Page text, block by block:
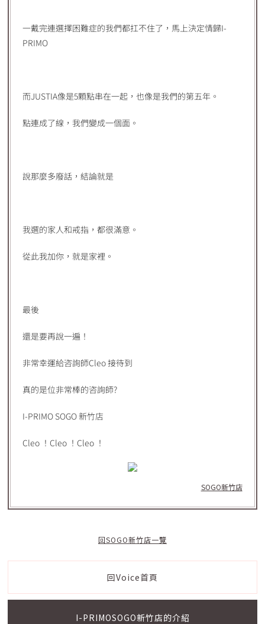
一戴完連選擇困難症的我們都扛不住了，馬上決定情歸I-
PRIMO
而JUSTIA像是5顆點串在一起，也像是我們的第五年。
點連成了線，我們變成一個面。
說那麼多廢話，結論就是
我選的家人和戒指，都很滿意。
從此我加你，就是家裡。
最後
還是要再說一遍！
非常幸運給咨詢師Cleo 接待到
真的是位非常棒的咨詢師?
I-PRIMO SOGO 新竹店
Cleo ！Cleo ！Cleo ！
SOGO新竹店
回SOGO新竹店一覽
回Voice首頁
I-PRIMOSOGO新竹店的介紹